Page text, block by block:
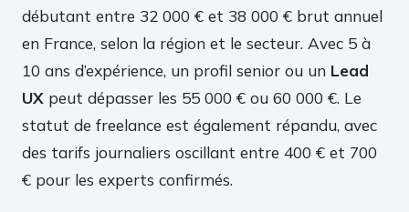
débutant entre 32 000 € et 38 000 € brut annuel
en France, selon la région et le secteur. Avec 5 à
10 ans d’expérience, un profil senior ou un Lead
UX peut dépasser les 55 000 € ou 60 000 €. Le
statut de freelance est également répandu, avec
des tarifs journaliers oscillant entre 400 € et 700
€ pour les experts confirmés.